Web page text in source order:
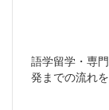
語学留学・専
発までの流れを